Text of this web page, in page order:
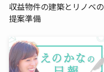
収益物件の建築とリノベの
提案準備